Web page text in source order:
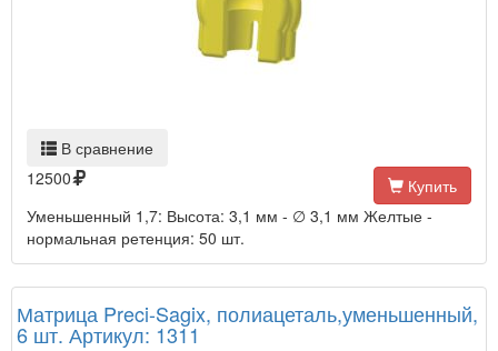
В сравнение
12500
Купить
Уменьшенный 1,7: Высота: 3,1 мм - ∅ 3,1 мм Желтые -
нормальная ретенция: 50 шт.
Матрица Preci-Sagix, полиацеталь,уменьшенный,
6 шт. Артикул: 1311